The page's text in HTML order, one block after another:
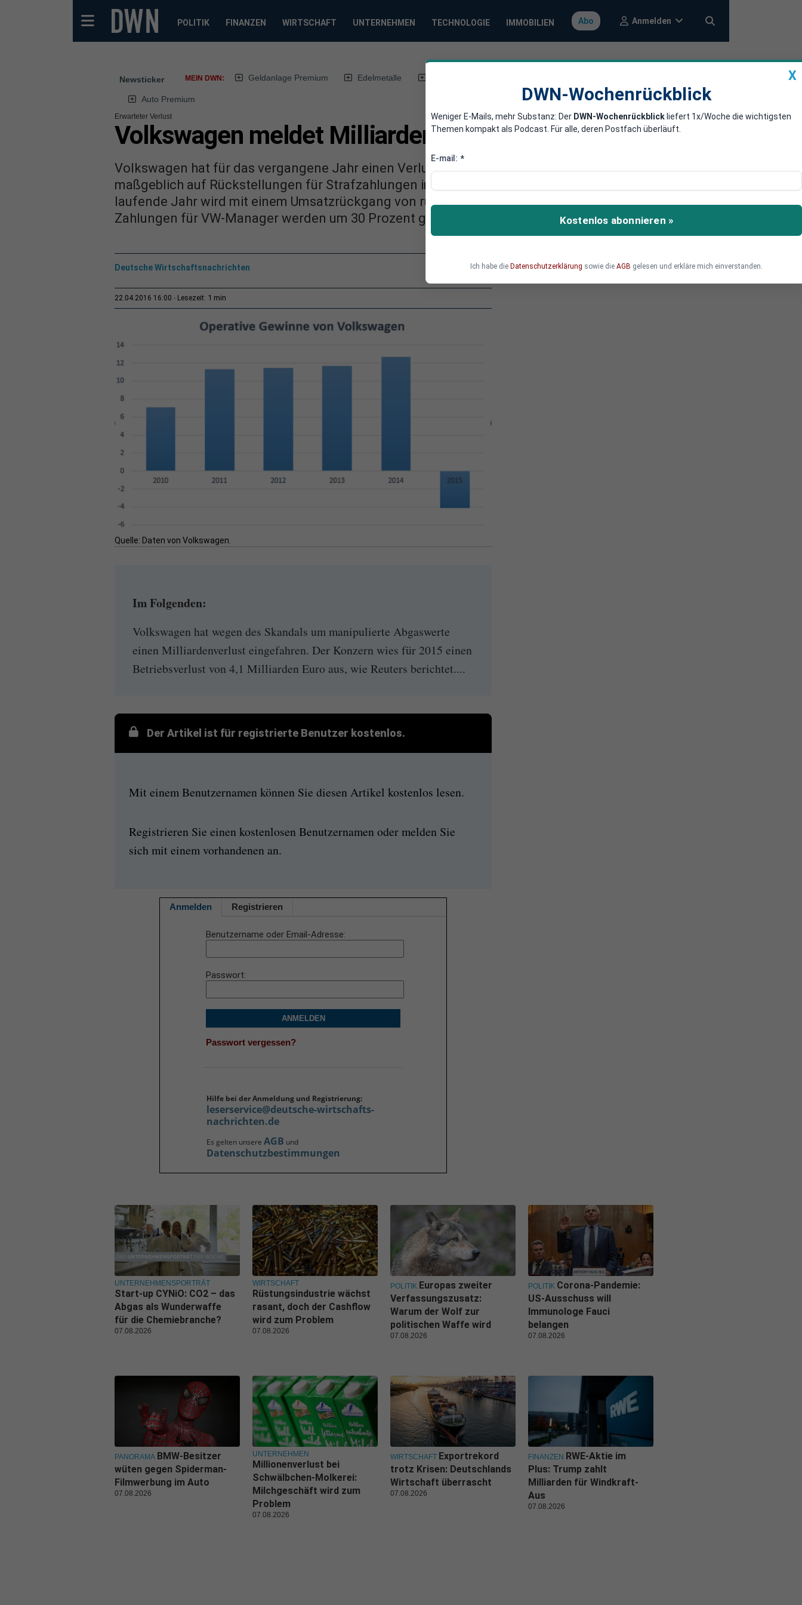
POLITIK FINANZEN WIRTSCHAFT UNTERNEHMEN TECHNOLOGIE IMMOBILIEN Abo Anmelden
Newsticker MEIN DWN: Geldanlage Premium Edelmetalle
Auto Premium
Erwarteter Verlust
Volkswagen meldet Milliarden-Verlust und kürzt Boni
Volkswagen hat für das vergangene Jahr einen Verlust in Milliardenhöhe bekanntgegeben, der
maßgeblich auf Rückstellungen für Strafzahlungen im Zuge des Abgasskandals basiert. Für das
laufende Jahr wird mit einem Umsatzrückgang von rund 5 Prozent gerechnet. Die Boni-
Zahlungen für VW-Manager werden um 30 Prozent gekappt.
Deutsche Wirtschaftsnachrichten
22.04.2016 16:00 Lesezeit: 1 min
Quelle: Daten von Volkswagen.
Im Folgenden:
Volkswagen hat wegen des Skandals um manipulierte Abgaswerte
einen Milliardenverlust eingefahren. Der Konzern wies für 2015 einen
Betriebsverlust von 4,1 Milliarden Euro aus, wie Reuters berichtet....
Der Artikel ist für registrierte Benutzer kostenlos.
Mit einem Benutzernamen können Sie diesen Artikel kostenlos lesen.
Registrieren Sie einen kostenlosen Benutzernamen oder melden Sie
sich mit einem vorhandenen an.
Anmelden Registrieren
Benutzername oder Email-Adresse
Passwort
ANMELDEN
Passwort vergessen?
Hilfe bei der Anmeldung und Registrierung:
leserservice@deutsche-wirtschafts-
nachrichten.de
Es gelten unsere AGB und
Datenschutzbestimmungen
X
DWN-Wochenrückblick
Weniger E-Mails, mehr Substanz: Der DWN-Wochenrückblick liefert 1x/Woche die wichtigsten
Themen kompakt als Podcast. Für alle, deren Postfach überläuft.
E-mail: *
Kostenlos abonnieren »
Ich habe die Datenschutzerklärung sowie die AGB gelesen und erkläre mich einverstanden.
UNTERNEHMENSPORTRÄT
Start-up CYNiO: CO2 – das
Abgas als Wunderwaffe
für die Chemiebranche?
07.08.2026
WIRTSCHAFT
Rüstungsindustrie wächst
rasant, doch der Cashflow
wird zum Problem
07.08.2026
POLITIK Europas zweiter
Verfassungszusatz:
Warum der Wolf zur
politischen Waffe wird
07.08.2026
POLITIK Corona-Pandemie:
US-Ausschuss will
Immunologe Fauci
belangen
07.08.2026
PANORAMA BMW-Besitzer
wüten gegen Spiderman-
Filmwerbung im Auto
07.08.2026
UNTERNEHMEN
Millionenverlust bei
Schwälbchen-Molkerei:
Milchgeschäft wird zum
Problem
07.08.2026
WIRTSCHAFT Exportrekord
trotz Krisen: Deutschlands
Wirtschaft überrascht
07.08.2026
FINANZEN RWE-Aktie im
Plus: Trump zahlt
Milliarden für Windkraft-
Aus
07.08.2026